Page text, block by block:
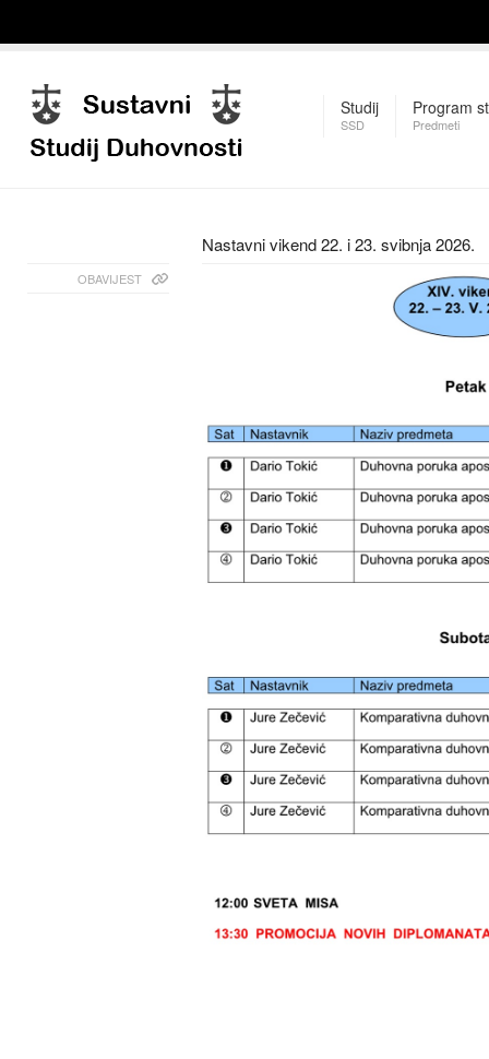
Studij
SSD
Program
Predmeti
Nastavni vikend 22. i 23. svibnja 2026.
OBAVIJEST